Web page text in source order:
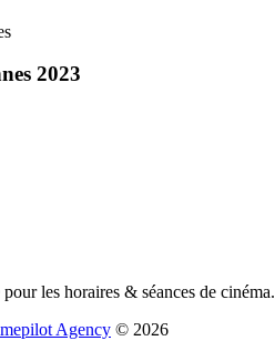
2023
les horaires & séances de cinéma.
Agency © 2026